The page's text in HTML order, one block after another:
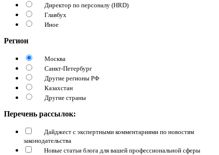
Директор по персоналу (HRD)
Главбух
Иное
Регион
Москва
Санкт-Петербург
Другие регионы РФ
Казахстан
Другие страны
Перечень рассылок:
Дайджест с экспертными комментариями по новостям
законодательства
Новые статьи блога для вашей профессиональной сферы